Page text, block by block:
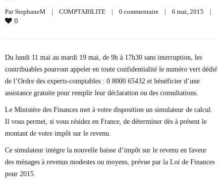
Par StephaneM | COMPTABILITE | 0 commentaire | 6 mai, 2015 |
0
Du lundi 11 mai au mardi 19 mai, de 9h à 17h30 sans interruption, les
contribuables pourront appeler en toute confidentialité le numéro vert dédié
de l’Ordre des experts-comptables : 0 8000 65432 et bénéficier d’une
assistance gratuite pour remplir leur déclaration ou des consultations.
Le Ministère des Finances met à votre disposition un simulateur de calcul.
Il vous permet, si vous résidez en France, de déterminer dès à présent le
montant de votre impôt sur le revenu.
Ce simulateur intègre la nouvelle baisse d’impôt sur le revenu en faveur
des ménages à revenus modestes ou moyens, prévue par la Loi de Finances
pour 2015.